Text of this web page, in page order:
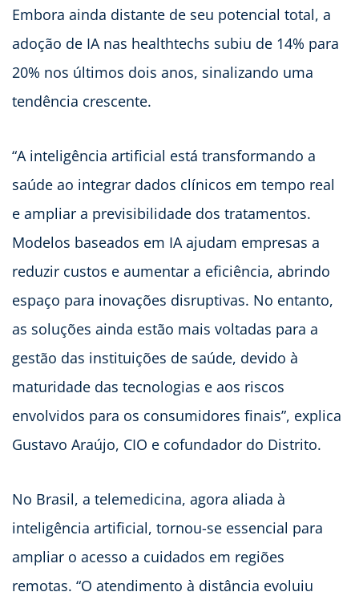
Embora ainda distante de seu potencial total, a
adoção de IA nas healthtechs subiu de 14% para
20% nos últimos dois anos, sinalizando uma
tendência crescente.
“A inteligência artificial está transformando a
saúde ao integrar dados clínicos em tempo real
e ampliar a previsibilidade dos tratamentos.
Modelos baseados em IA ajudam empresas a
reduzir custos e aumentar a eficiência, abrindo
espaço para inovações disruptivas. No entanto,
as soluções ainda estão mais voltadas para a
gestão das instituições de saúde, devido à
maturidade das tecnologias e aos riscos
envolvidos para os consumidores finais”, explica
Gustavo Araújo, CIO e cofundador do Distrito.
No Brasil, a telemedicina, agora aliada à
inteligência artificial, tornou-se essencial para
ampliar o acesso a cuidados em regiões
remotas. “O atendimento à distância evoluiu